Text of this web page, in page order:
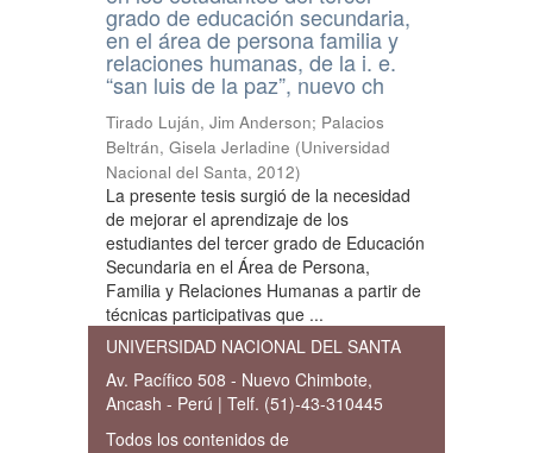
grado de educación secundaria,
en el área de persona familia y
relaciones humanas, de la i. e.
“san luis de la paz”, nuevo ch
Tirado Luján, Jim Anderson; Palacios
Beltrán, Gisela Jerladine (Universidad
Nacional del Santa, 2012)
La presente tesis surgió de la necesidad
de mejorar el aprendizaje de los
estudiantes del tercer grado de Educación
Secundaria en el Área de Persona,
Familia y Relaciones Humanas a partir de
técnicas participativas que ...
UNIVERSIDAD NACIONAL DEL SANTA
Av. Pacífico 508 - Nuevo Chimbote,
Ancash - Perú | Telf. (51)-43-310445
Todos los contenidos de